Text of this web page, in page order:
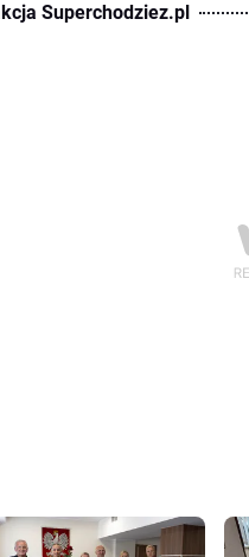
Superchodziez.pl